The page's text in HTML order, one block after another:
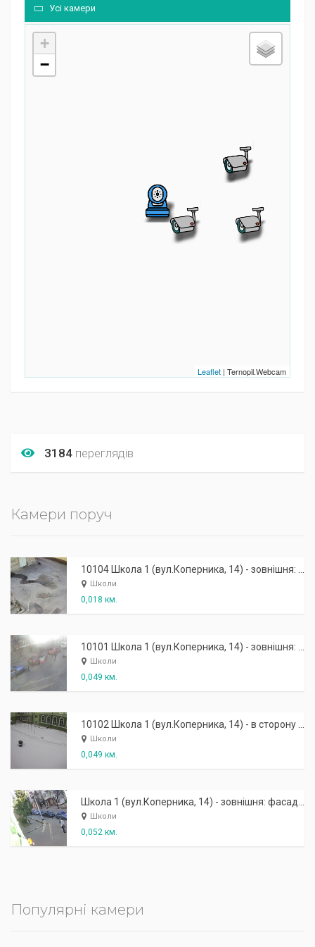
Усі камери
+
−
Leaflet | Ternopil.Webcam
3184 переглядів
Камери поруч
10104 Школа 1 (вул.Коперника, 14) - зовнішня: боковий вхід
Школи
0,018 км.
10101 Школа 1 (вул.Коперника, 14) - зовнішня: фасад в сторону вул. Руської
Школи
0,049 км.
10102 Школа 1 (вул.Коперника, 14) - в сторону вул. І.Франка
Школи
0,049 км.
Школа 1 (вул.Коперника, 14) - зовнішня: фасад ліворуч
Школи
0,052 км.
Популярні камери